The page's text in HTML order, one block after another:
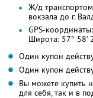
Ж/д
вокзала до г.
GPS-
Широта: 57° 58'
Один купон
Один купон
Вы можете купить
для себя, так и в